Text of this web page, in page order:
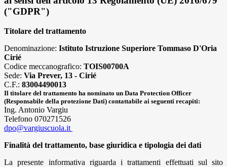
("GDPR")
Titolare del trattamento
Denominazione: Istituto Istruzione Superiore Tommaso D'Oria
Cirié
Codice meccanografico: TOIS00700A
Sede: Via Prever, 13 - Cirié
C.F.: 83004490013
Il titolare del trattamento ha nominato un Data Protection Officer
(Responsabile della protezione Dati) contattabile ai seguenti recapiti:
Ing. Antonio Vargiu
Telefono 070271526
dpo@vargiuscuola.it
Finalità del trattamento, base giuridica e tipologia dei dati
La presente informativa riguarda i trattamenti effettuati sul sito